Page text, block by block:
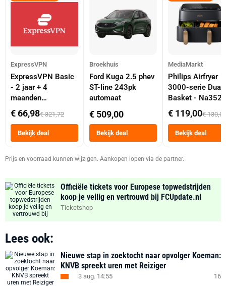
ExpressVPN
ExpressVPN Basic
- 2 jaar + 4
maanden
abonnement
€ 66,98€ 321,72
Bekijk deal
Broekhuis
Ford Kuga 2.5 phev
ST-line 243pk
automaat
€ 509,00
Bekijk deal
MediaMarkt
Philips Airfryer
3000-serie Dual
Basket -
Dubbele Mand 9
Tot 6 Personen
Heteluchtfriteuse
Zwart
€ 119,00€ 130,00
Bekijk deal
Prijs en voorraad kunnen wijzigen. Aankopen lopen via de partner.
Officiële tickets voor Europese topwedstrijden
koop je veilig en vertrouwd bij FCUpdate.nl
Ticketshop
Lees ook:
Nieuwe stap in zoektocht naar opvolger Koeman:
KNVB spreekt uren met Reiziger
3 aug. 14:55 16